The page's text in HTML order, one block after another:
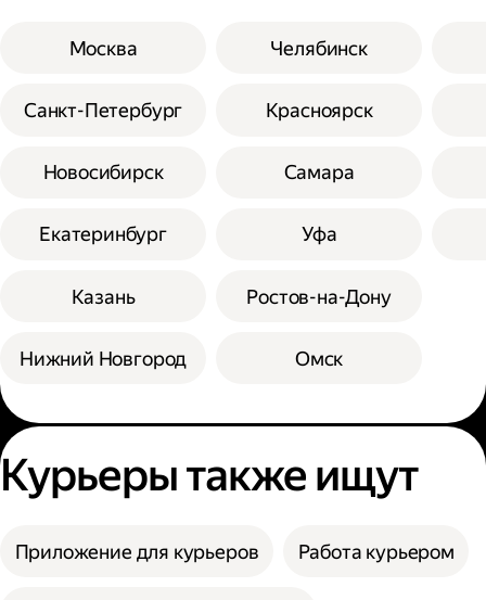
Москва
Санкт-Петербург
Новосибирск
Екатеринбург
Казань
Нижний Новгород
Челябинск
Красноярск
Самара
Уфа
Ростов-на-Дону
Омск
Курьеры также ищут
Приложение для курьеров Работа курьером